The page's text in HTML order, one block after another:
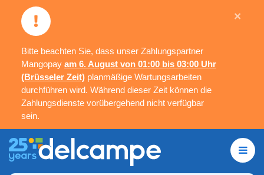
Bitte beachten Sie, dass unser Zahlungspartner
Mangopay am 6. August von 01:00 bis 03:00 Uhr
(Brüsseler Zeit) planmäßige Wartungsarbeiten
durchführen wird. Während dieser Zeit können die
Zahlungsdienste vorübergehend nicht verfügbar
sein.
×